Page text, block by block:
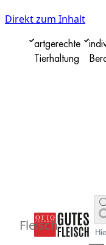
Direkt zum Inhalt
artgerechte
Tierhaltung
Fleisch